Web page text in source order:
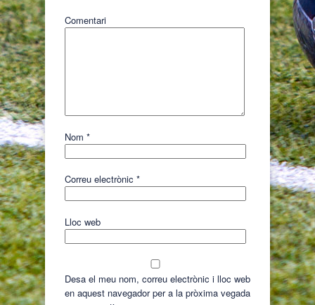
Comentari
Nom *
Correu electrònic *
Lloc web
Desa el meu nom, correu electrònic i lloc web
en aquest navegador per a la pròxima vegada